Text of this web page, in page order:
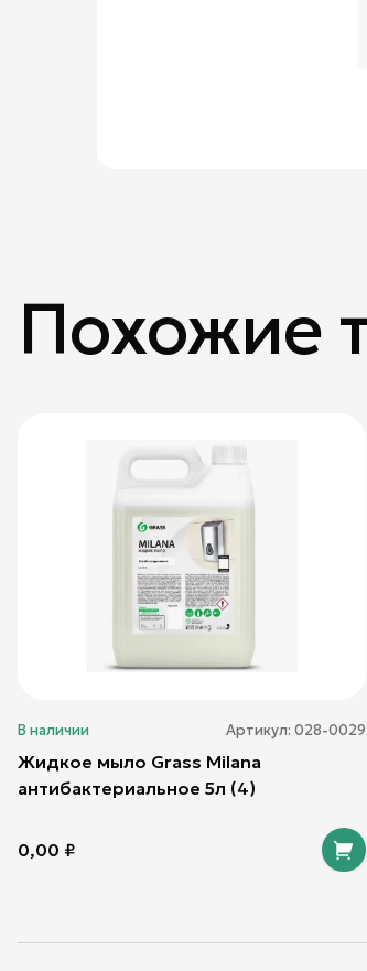
Похожие
В наличии Артикул: 028-0029
Жидкое мыло Grass Milana
антибактериальное 5л (4)
0,00 ₽